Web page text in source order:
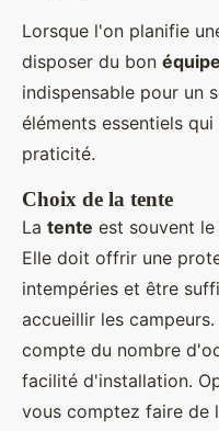
Lorsque l'on planifie
disposer du bon
indispensable pour un
éléments essentiels
praticité.
Choix de la tente
La tente est souvent
Elle doit offrir une
intempéries et être
accueillir les
compte du nombre
facilité d'installation.
vous comptez faire de